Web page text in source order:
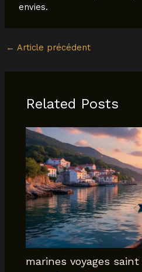
envies.
← Article précédent
Related Posts
marines voyages